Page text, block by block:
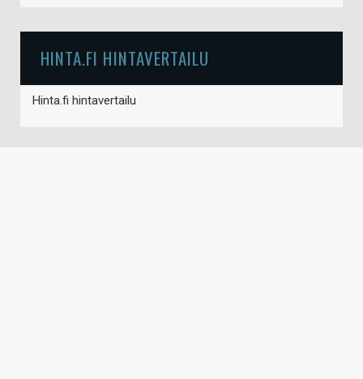
HINTA.FI HINTAVERTAILU
Hinta.fi hintavertailu